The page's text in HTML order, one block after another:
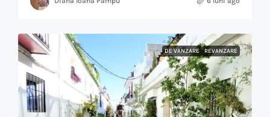
DE VANZARE REVANZARE